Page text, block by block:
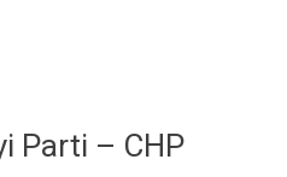
Parti – CHP